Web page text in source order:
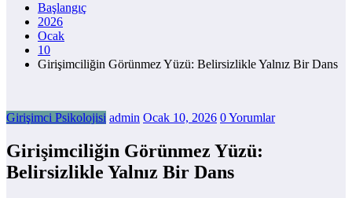
Başlangıç
2026
Ocak
10
Girişimciliğin Görünmez Yüzü: Belirsizlikle Yalnız Bir Dans
Girişimci Psikolojisi admin Ocak 10, 2026 0 Yorumlar
Girişimciliğin Görünmez Yüzü:
Belirsizlikle Yalnız Bir Dans